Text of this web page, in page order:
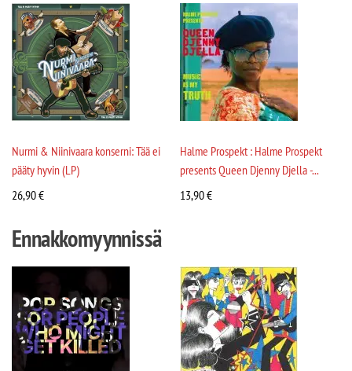
Nurmi & Niinivaara konserni: Tää ei
pääty hyvin (LP)
26,90€
Halme Prospekt : Halme Prospekt
presents Queen Djenny Djella -...
13,90€
Ennakkomyynnissä